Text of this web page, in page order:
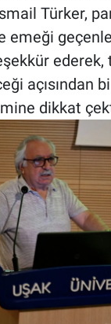
Türker,
emeği
ederek,
açısından
dikkat